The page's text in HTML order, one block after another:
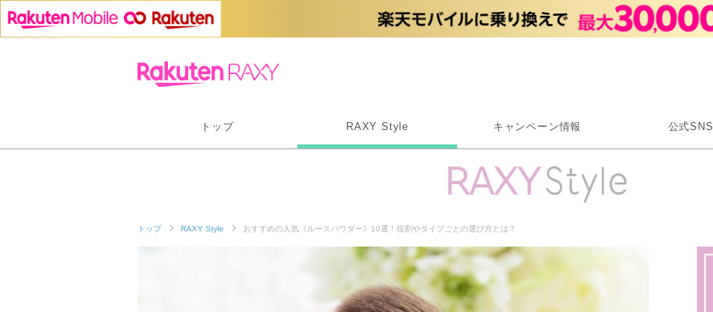
トップ RAXY Style キャンペーン情報 公式SNS
Rakuten Link
トップ RAXY Style おすすめの人気《ルースパウダー》10選！役割やタイプごとの選び方とは？